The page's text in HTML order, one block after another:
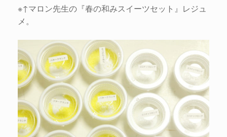
※↑マロン先生の『春の和みスイーツセット』レジュ
メ。